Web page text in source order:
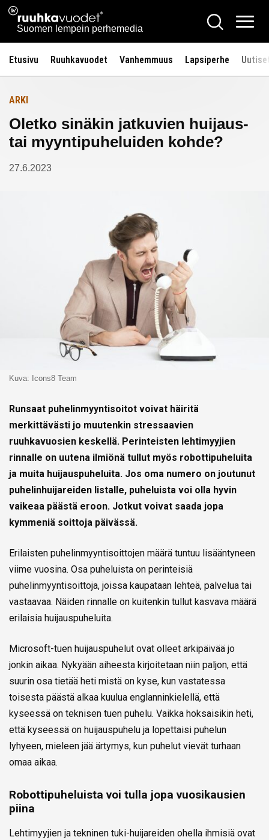
Siirry
sisältöön
Ruuhkavuodet.fi
Suomen lempein perhemedia
Hae
Etusivu Ruuhkavuodet Vanhemmuus Lapsiperhe
Etusivulle
ARKI
Oletko sinäkin jatkuvien huijaus-
tai myyntipuheluiden kohde?
27.6.2023
Kuva: Icons8 Team
Runsaat puhelinmyyntisoitot voivat häiritä
merkittävästi jo muutenkin stressaavien
ruuhkavuosien keskellä. Perinteisten lehtimyyjien
rinnalle on uutena ilmiönä tullut myös robottipuheluita
ja muita huijauspuheluita. Jos oma numero on joutunut
puhelinhuijareiden listalle, puheluista voi olla hyvin
vaikeaa päästä eroon. Jotkut voivat saada jopa
kymmeniä soittoja päivässä.
Erilaisten puhelinmyyntisoittojen määrä tuntuu lisääntyneen
viime vuosina. Osa puheluista on perinteisiä
puhelinmyyntisoittoja, joissa kaupataan lehteä, palvelua tai
vastaavaa. Näiden rinnalle on kuitenkin tullut kasvava määrä
erilaisia huijauspuheluita.
Microsoft-tuen huijauspuhelut ovat olleet arkipäivää jo
jonkin aikaa. Nykyään aiheesta kirjoitetaan niin paljon, että
suurin osa tietää heti mistä on kyse, kun vastatessa
toisesta päästä alkaa kuulua englanninkielellä, että
kyseessä on teknisen tuen puhelu. Vaikka hoksaisikin heti,
että kyseessä on huijauspuhelu ja lopettaisi puhelun
lyhyeen, mieleen jää ärtymys, kun puhelut vievät turhaan
omaa aikaa.
Robottipuheluista voi tulla jopa vuosikausien
piina
Lehtimyyjien ja tekninen tuki-huijareiden ohella ihmisiä ovat